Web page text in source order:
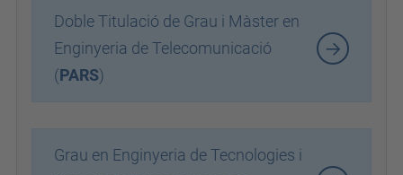
Doble Titulació de Grau i Màster en
Enginyeria de Telecomunicació
(PARS)
Grau en Enginyeria de Tecnologies i